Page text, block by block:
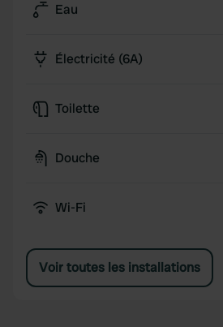
Eau
Électricité (6A)
Toilette
Douche
Wi-Fi
Voir toutes les installations